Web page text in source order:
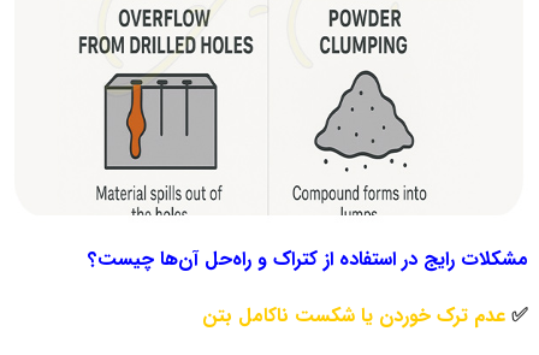
مشکلات رایج در استفاده از کتراک و راه‌حل آن‌ها چیست؟
✅ عدم ترک خوردن یا شکست ناکامل بتن